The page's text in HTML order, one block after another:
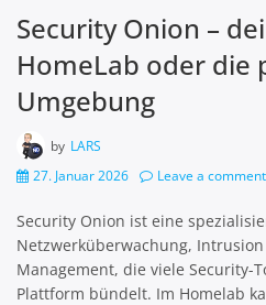
Security Onion –
HomeLab oder die
Umgebung
by LARS
27. Januar 2026
Leave a comment
Security Onion ist eine
Netzwerk­überwachung,
Management, die viele Security-
Plattform bündelt. Im Homelab